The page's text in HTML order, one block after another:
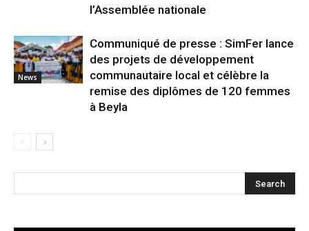
l’Assemblée nationale
News
Communiqué de presse : SimFer lance
des projets de développement
communautaire local et célèbre la
remise des diplômes de 120 femmes
à Beyla